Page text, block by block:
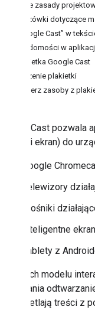
Ogólne zasady
Wskazówki dotyczące
„Google Cast” w
Wiadomości w
Plakietka Google Cast
Łączenie plakietki
Pobierz zasoby z
Google Cast pozwala
dźwięk i ekran) do
Google
Telewizory
Głośniki
inteligentne
Tablety z
W ramach modelu
sterowania
i wyświetlają treści z